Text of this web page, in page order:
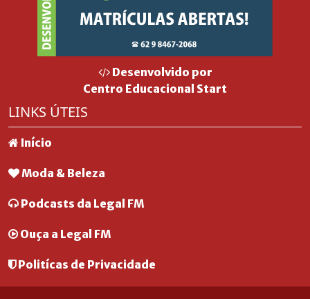
Desenvolvido por
Centro Educacional Start
LINKS ÚTEIS
Início
Moda & Beleza
Podcasts da Legal FM
Ouça a Legal FM
Politícas de Privacidade